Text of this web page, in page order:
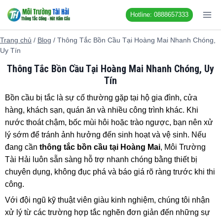
đến
nội
dung
Hotline: 0888657333
Trang chủ / Blog / Thông Tắc Bồn Cầu Tại Hoàng Mai Nhanh Chóng,
Uy Tín
Thông Tắc Bồn Cầu Tại Hoàng Mai Nhanh Chóng, Uy
Tín
Bồn cầu bị tắc là sự cố thường gặp tại hộ gia đình, cửa
hàng, khách sạn, quán ăn và nhiều công trình khác. Khi
nước thoát chậm, bốc mùi hôi hoặc trào ngược, bạn nên xử
lý sớm để tránh ảnh hưởng đến sinh hoạt và vệ sinh. Nếu
đang cần thông tắc bồn cầu tại Hoàng Mai, Môi Trường
Tài Hải luôn sẵn sàng hỗ trợ nhanh chóng bằng thiết bị
chuyên dụng, không đục phá và báo giá rõ ràng trước khi thi
công.
Với đội ngũ kỹ thuật viên giàu kinh nghiệm, chúng tôi nhận
xử lý từ các trường hợp tắc nghẽn đơn giản đến những sự